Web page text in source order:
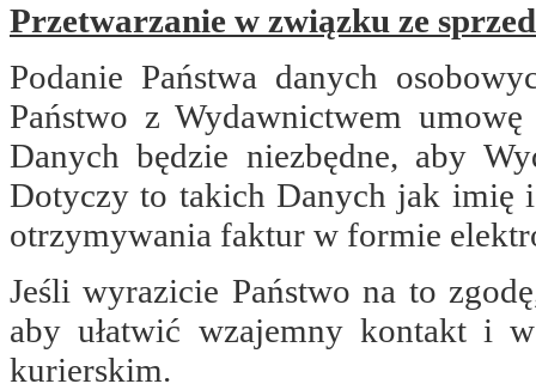
Przetwarzanie w związku ze
Podanie Państwa danych
Państwo z Wydawnictwem
Danych będzie niezbędne, aby
Dotyczy to takich Danych jak imię
otrzymywania faktur w formie
Jeśli wyrazicie Państwo na to
aby ułatwić wzajemny kontakt i
kurierskim.